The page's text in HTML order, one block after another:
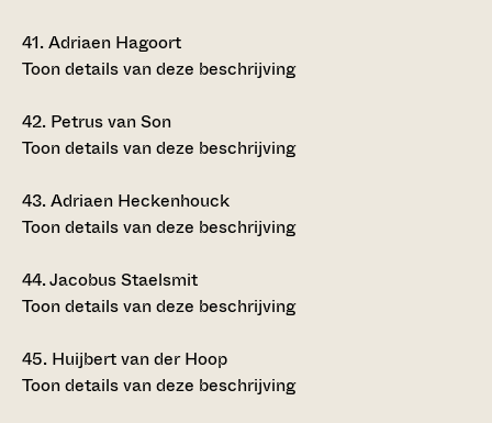
41.Adriaen Hagoort
Toon details van deze beschrijving
42. Petrus van Son
Toon details van deze beschrijving
43.Adriaen Heckenhouck
Toon details van deze beschrijving
44.Jacobus Staelsmit
Toon details van deze beschrijving
45. Huijbert van der Hoop
Toon details van deze beschrijving